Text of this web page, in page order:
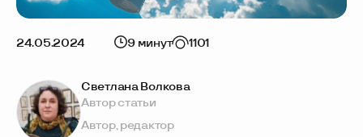
24.05.2024 9 минут 1101
Светлана Волкова
Автор статьи
Автор, редактор